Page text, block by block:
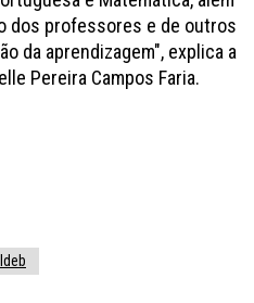
dos professores e de outros
da aprendizagem", explica a
Pereira Campos Faria.
Ideb